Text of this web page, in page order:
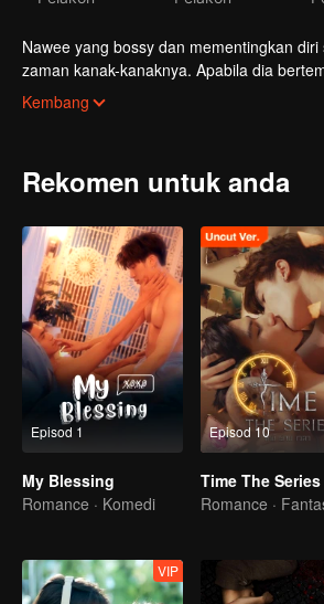
Nawee yang bossy dan mementingkan
zaman kanak-kanaknya. Apabila dia
menjadi tidak dapat dinafikan. Percintaan
Kembang
Rekomen untuk anda
Episod 1
My Blessing
Romance · Komedi
Episod 10
Time The Series
Romance ·
VIP